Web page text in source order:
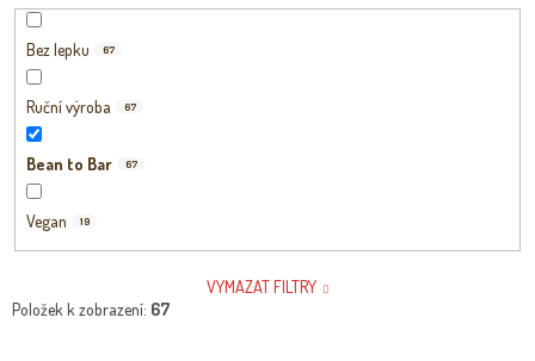
Bez lepku 67
Ruční výroba 67
Bean to Bar 67
Vegan 19
VYMAZAT FILTRY
Položek k zobrazení: 67